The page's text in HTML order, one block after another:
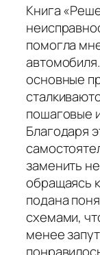
Книга
помогла
основные
пошаговые
Благодаря
заменить
обращаясь
подана
схемами,
менее